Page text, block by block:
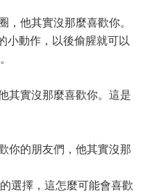
，他其實沒那麼喜歡你。
小動作，以後偷腥就可以
其實沒那麼喜歡你。這是
你的朋友們，他其實沒那
選擇，這怎麼可能會喜歡